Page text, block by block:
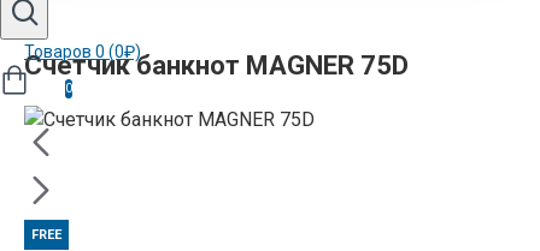
Товаров 0 (0₽)
0
Счетчик банкнот MAGNER 75D
FREE